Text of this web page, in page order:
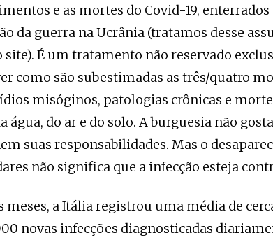
e as mortes do Covid-19, enterrados
da guerra na Ucrânia (tratamos desse
site). É um tratamento não reservado
como são subestimadas as três/quatro
misóginos, patologias crônicas e
água, do ar e do solo. A burguesia não
suas responsabilidades. Mas o
não significa que a infecção esteja
a Itália registrou uma média de
novas infecções diagnosticadas